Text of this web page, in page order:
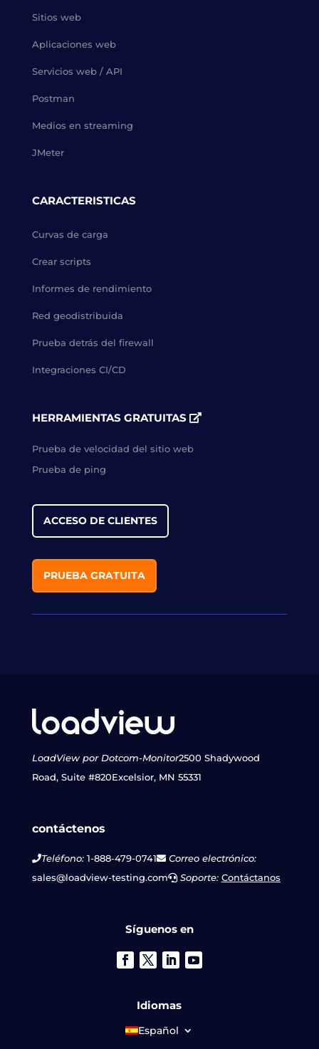
Sitios web
Aplicaciones web
Servicios web / API
Postman
Medios en streaming
JMeter
CARACTERISTICAS
Curvas de carga
Crear scripts
Informes de rendimiento
Red geodistribuida
Prueba detrás del firewall
Integraciones CI/CD
HERRAMIENTAS GRATUITAS
Prueba de velocidad del sitio web
Prueba de ping
ACCESO DE CLIENTES
PRUEBA GRATUITA
LoadView por Dotcom-Monitor2500 Shadywood
Road, Suite #820Excelsior, MN 55331
contáctenos
Teléfono:1-888-479-0741
Correo electrónico:
sales@loadview-testing.com
Soporte: Contáctanos
Síguenos en
Idiomas
Español